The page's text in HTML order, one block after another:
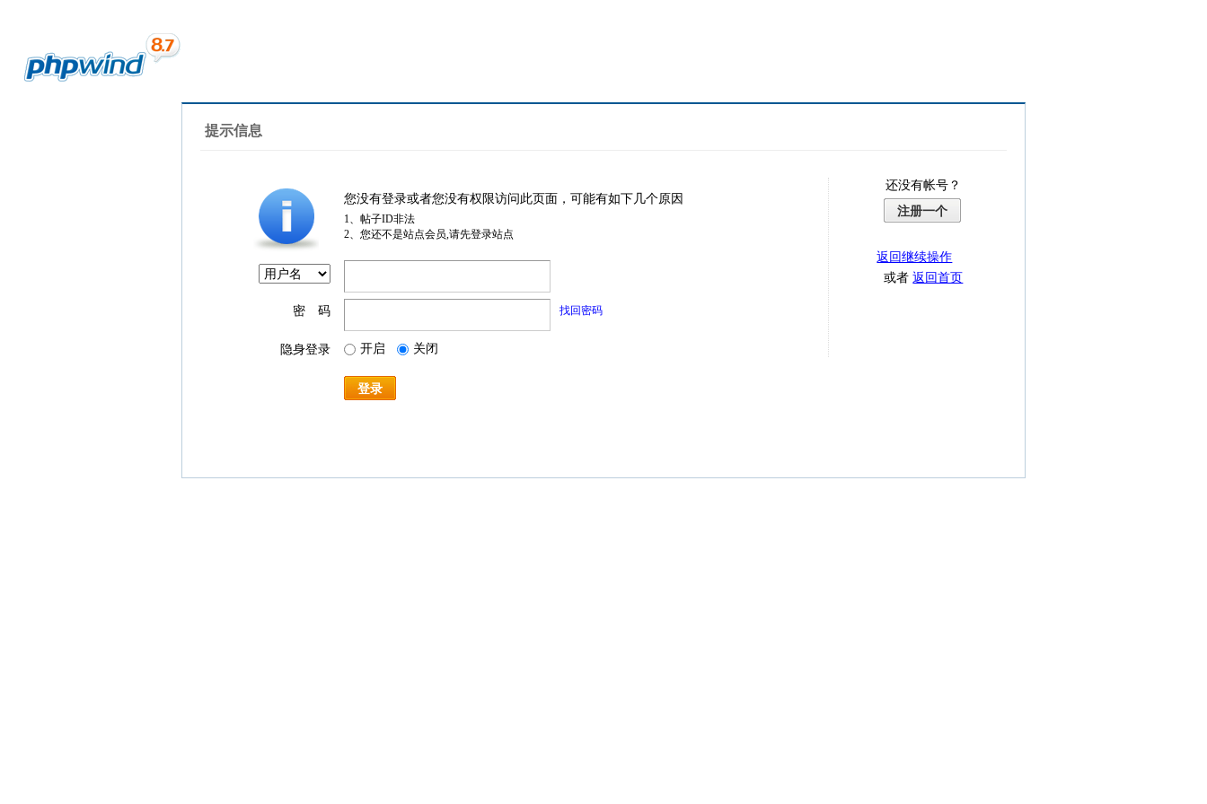
提示信息
您没有登录或者您没有权限访问此页面，可能有如下几个原因
1、帖子ID非法
2、您还不是站点会员,请先登录站点
密 码 找回密码
隐身登录 开启 关闭
登录
还没有帐号？
注册一个
返回继续操作
或者返回首页